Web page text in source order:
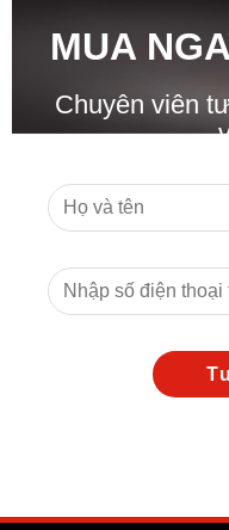
MUA
Chuyên viên